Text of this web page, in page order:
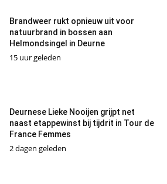
Brandweer rukt opnieuw uit voor
natuurbrand in bossen aan
Helmondsingel in Deurne
15 uur geleden
Deurnese Lieke Nooijen grijpt net
naast etappewinst bij tijdrit in Tour de
France Femmes
2 dagen geleden